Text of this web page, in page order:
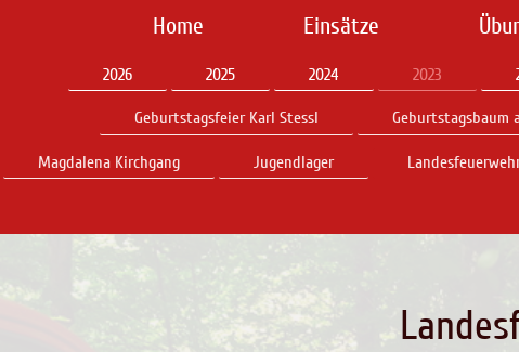
Home Einsätze
2026 2025 2024 2023
Geburtstagsfeier Karl Stessl Geburtstagsbaum
Magdalena Kirchgang Jugendlager